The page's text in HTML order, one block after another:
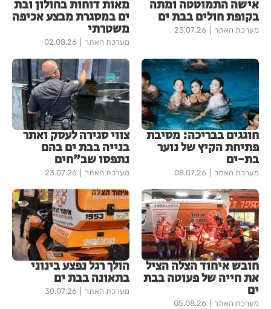
אישה התמוטטה ומתה
בקופת חולים בבת ים
מערכת האתר 23.07.26
מאות דוחות בחולון ובת
ים במסגרת מבצע אכיפה
משטרתי
מערכת האתר 02.08.26
חוגגים בבריכה: מסיבת
פתיחת הקיץ של נוער
בת-ים
מערכת האתר 08.07.26
צווי סגירה לעסק ואתר
בנייה בבת ים בהם
נתפסו שב"חים
מערכת האתר 23.07.26
חובש איחוד הצלה הציל
את חייה של פעוטה בבת
ים
מערכת האתר 05.08.26
הולך רגל נפצע בינוני
בתאונה בבת ים
מערכת האתר 30.07.26